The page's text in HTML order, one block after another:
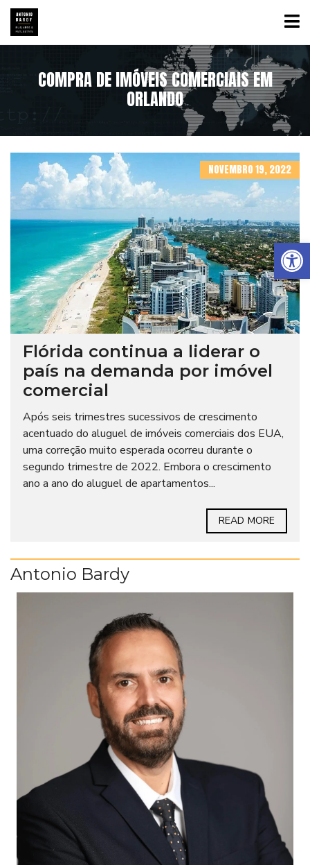
Abrir a barra de ferramentas
COMPRA DE IMÓVEIS COMERCIAIS EM
ORLANDO
NOVEMBRO 19, 2022
Flórida continua a liderar o
país na demanda por imóvel
comercial
Após seis trimestres sucessivos de crescimento
acentuado do aluguel de imóveis comerciais dos EUA,
uma correção muito esperada ocorreu durante o
segundo trimestre de 2022. Embora o crescimento
ano a ano do aluguel de apartamentos...
READ MORE
Antonio Bardy